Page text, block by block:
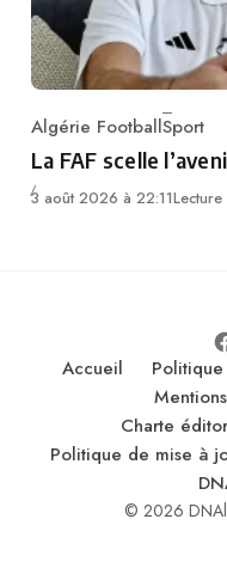
Category
Algérie FootballSport
La FAF scelle
3 août 2026 à 22:11
Accueil
Charte
Politique de mise à
© 2026